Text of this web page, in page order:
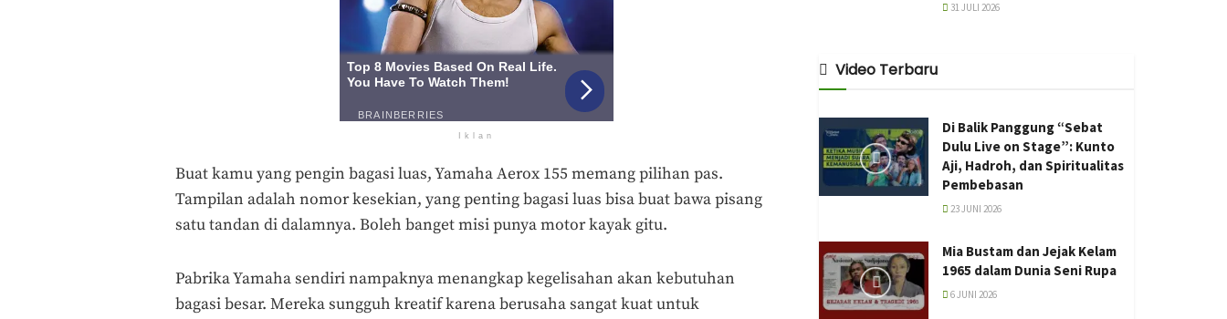
Iklan
Buat kamu yang pengin bagasi luas, Yamaha Aerox 155 memang pilihan pas.
Tampilan adalah nomor kesekian, yang penting bagasi luas bisa buat bawa pisang
satu tandan di dalamnya. Boleh banget misi punya motor kayak gitu.
Pabrika Yamaha sendiri nampaknya menangkap kegelisahan akan kebutuhan
bagasi besar. Mereka sungguh kreatif karena berusaha sangat kuat untuk
31 JULI 2026
Video Terbaru
Di Balik Panggung “Sebat
Dulu Live on Stage”: Kunto
Aji, Hadroh, dan Spiritualitas
Pembebasan
23 JUNI 2026
Mia Bustam dan Jejak Kelam
1965 dalam Dunia Seni Rupa
6 JUNI 2026